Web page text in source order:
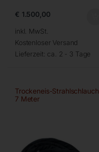
€ 1.500,00
inkl. MwSt.
Kostenloser Versand
Lieferzeit: ca. 2 - 3 Tage
Trockeneis-Strahlschlauch
7 Meter